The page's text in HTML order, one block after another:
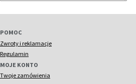
POMOC
Zwroty i reklamacje
Regulamin
MOJE KONTO
Twoje zamówienia